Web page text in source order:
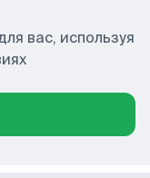
вас, используя